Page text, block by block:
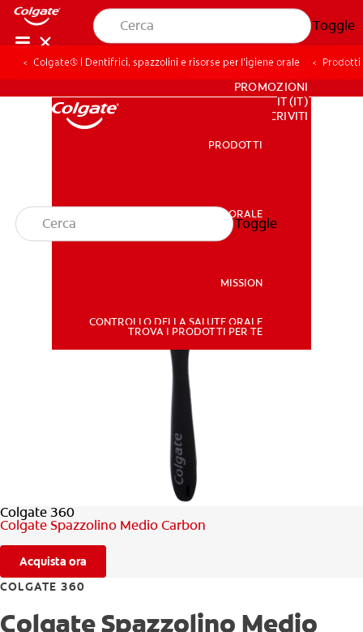
Toggle
SALUTE ORALE
CONTROLLO DELLA SALUTE ORALE
PER I PROFESSIONISTI
PROMOZIONI
IT (IT)
ISCRIVITI
PRODOTTI
SALUTE ORALE
MISSION
CONTROLLO DELLA SALUTE ORALE
TROVA I PRODOTTI PER TE
Toggle
Colgate® | Dentifrici, spazzolini e risorse per l’igiene orale Prodotti
Colgate 360
Colgate Spazzolino Medio Carbon
Acquista ora
COLGATE 360
Colgate Spazzolino Medio